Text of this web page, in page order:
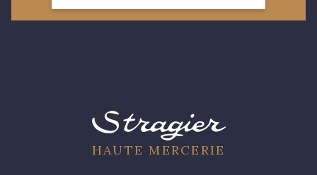
HAUTE MERCERIE